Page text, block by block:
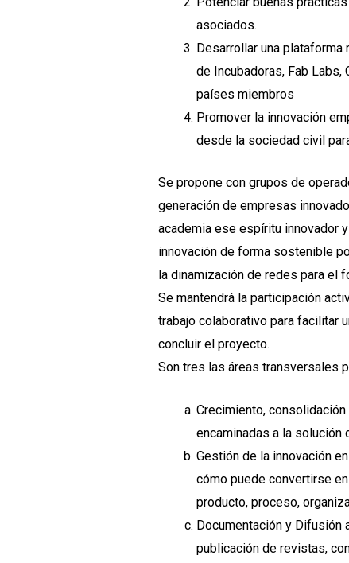
asociados.
Desarrollar una
de Incubadoras, Fab Labs,
países miembros
Promover la innovación
desde la sociedad civil
Se propone con grupos de
generación de empresas
academia ese espíritu innovador
innovación de forma sostenible
la dinamización de redes para el
Se mantendrá la participación
trabajo colaborativo para facilitar
concluir el proyecto.
Son tres las áreas transversales
Crecimiento,
encaminadas a la
Gestión de la innovación
cómo puede convertirse
producto, proceso,
Documentación y
publicación de revistas,